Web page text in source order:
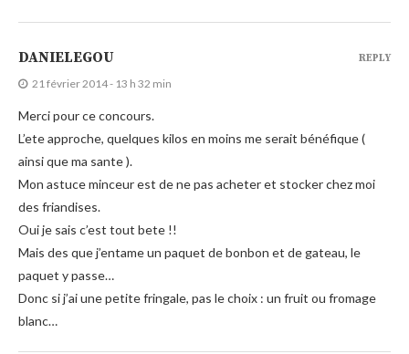
DANIELEGOU
21 février 2014 - 13 h 32 min
Merci pour ce concours.
L’ete approche, quelques kilos en moins me serait bénéfique (
ainsi que ma sante ).
Mon astuce minceur est de ne pas acheter et stocker chez moi
des friandises.
Oui je sais c’est tout bete !!
Mais des que j’entame un paquet de bonbon et de gateau, le
paquet y passe…
Donc si j’ai une petite fringale, pas le choix : un fruit ou fromage
blanc…
REPLY